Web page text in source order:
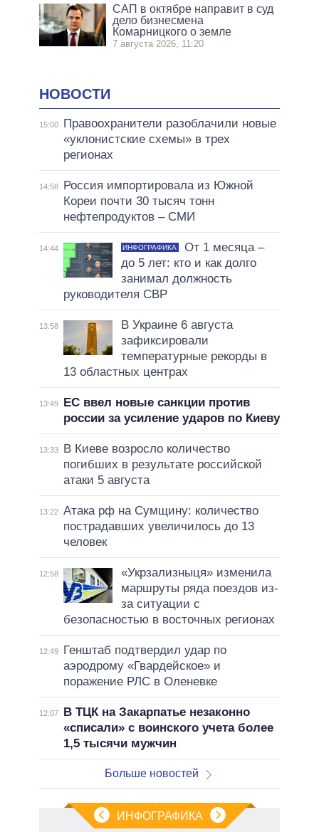
САП в октябре направит в суд
дело бизнесмена
Комарницкого о земле
7 августа 2026, 11:20
НОВОСТИ
15:00
Правоохранители разоблачили новые
«уклонистские схемы» в трех
регионах
14:58
Россия импортировала из Южной
Кореи почти 30 тысяч тонн
нефтепродуктов – СМИ
14:44 ИНФОГРАФИКА
От 1 месяца –
до 5 лет: кто и как долго
занимал должность
руководителя СВР
13:58
В Украине 6 августа
зафиксировали
температурные рекорды в
13 областных центрах
13:49
ЕС ввел новые санкции против
россии за усиление ударов по Киеву
13:33
В Киеве возросло количество
погибших в результате российской
атаки 5 августа
13:22 Атака рф на Сумщину: количество
пострадавших увеличилось до 13
человек
12:58
«Укрзализныця» изменила
маршруты ряда поездов из-
за ситуации с
безопасностью в восточных регионах
12:49
Генштаб подтвердил удар по
аэродрому «Гвардейское» и
поражение РЛС в Оленевке
12:07
В ТЦК на Закарпатье незаконно
«списали» с воинского учета более
1,5 тысячи мужчин
Больше новостей
ИНФОГРАФИКА